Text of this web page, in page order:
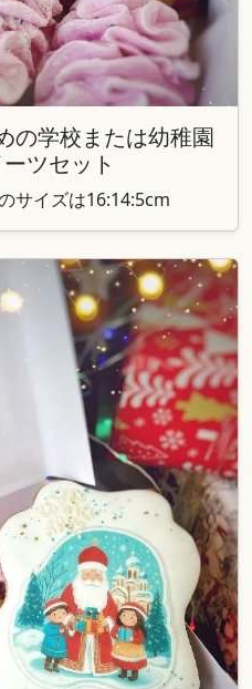
の学校または幼稚園
ツセット
サイズは16:14:5cm